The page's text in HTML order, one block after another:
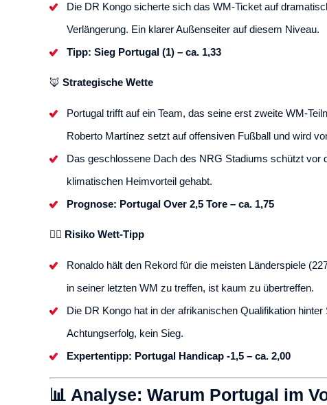
Die DR Kongo sicherte sich das WM-Ticket auf
Verlängerung. Ein klarer Außenseiter auf diesem Niveau.
Tipp: Sieg Portugal (1) – ca. 1,33
🦊 Strategische Wette
Portugal trifft auf ein Team, das seine erst zweite WM-
Roberto Martínez setzt auf offensiven Fußball und wird
Das geschlossene Dach des NRG Stadiums schützt vor
klimatischen Heimvorteil gehabt.
Prognose: Portugal Over 2,5 Tore – ca. 1,75
🐱‍🏍 Risiko Wett-Tipp
Ronaldo hält den Rekord für die meisten Länderspiele
in seiner letzten WM zu treffen, ist kaum zu übertreffen.
Die DR Kongo hat in der afrikanischen Qualifikation
Achtungserfolg, kein Sieg.
Expertentipp: Portugal Handicap -1,5 – ca. 2,00
📊 Analyse: Warum Portugal im